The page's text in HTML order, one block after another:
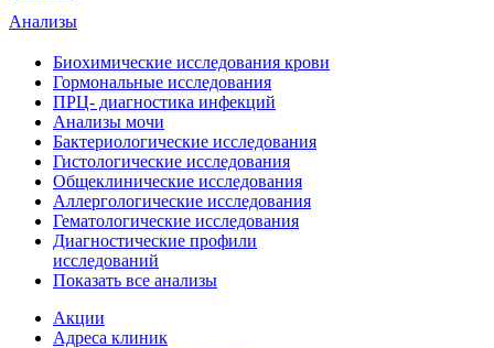
Анализы
Биохимические исследования крови
Гормональные исследования
ПРЦ- диагностика инфекций
Анализы мочи
Бактериологические исследования
Гистологические исследования
Общеклинические исследования
Аллергологические исследования
Гематологические исследования
Диагностические профили
исследований
Показать все анализы
Акции
Адреса клиник